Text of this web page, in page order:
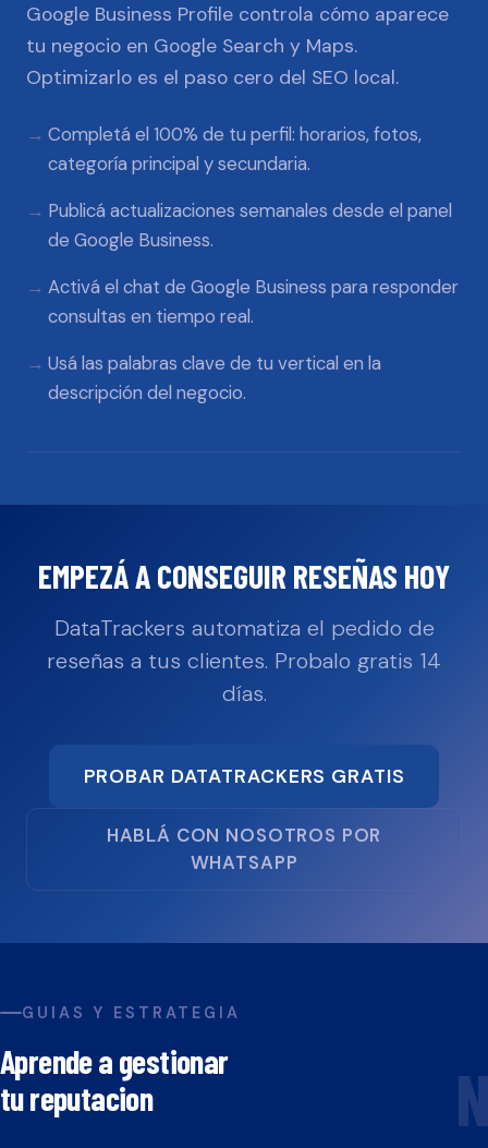
Google Business Profile controla cómo aparece
tu negocio en Google Search y Maps.
Optimizarlo es el paso cero del SEO local.
Completá el 100% de tu perfil: horarios, fotos,
categoría principal y secundaria.
Publicá actualizaciones semanales desde el panel
de Google Business.
Activá el chat de Google Business para responder
consultas en tiempo real.
Usá las palabras clave de tu vertical en la
descripción del negocio.
EMPEZÁ A CONSEGUIR RESEÑAS HOY
DataTrackers automatiza el pedido de
reseñas a tus clientes. Probalo gratis 14
días.
PROBAR DATATRACKERS GRATIS
HABLÁ CON NOSOTROS POR
WHATSAPP
GUIAS Y ESTRATEGIA
Aprende a gestionar
tu reputacion
N